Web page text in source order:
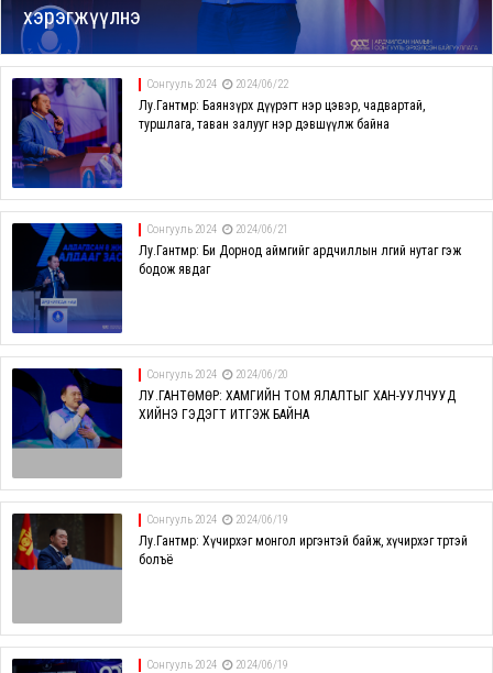
хэрэгжүүлнэ
Сонгууль 2024 2024/06/22
Лу.Гантөмөр: Баянзүрх дүүрэгт нэр цэвэр, чадвартай,
туршлага, таван залууг нэр дэвшүүлж байна
Сонгууль 2024 2024/06/21
Лу.Гантөмөр: Би Дорнод аймгийг ардчиллын өлгий нутаг гэж
бодож явдаг
Сонгууль 2024 2024/06/20
ЛУ.ГАНТӨМӨР: ХАМГИЙН ТОМ ЯЛАЛТЫГ ХАН-УУЛЧУУД
ХИЙНЭ ГЭДЭГТ ИТГЭЖ БАЙНА
Сонгууль 2024 2024/06/19
Лу.Гантөмөр: Хүчирхэг монгол иргэнтэй байж, хүчирхэг төртэй
болъё
Сонгууль 2024 2024/06/19